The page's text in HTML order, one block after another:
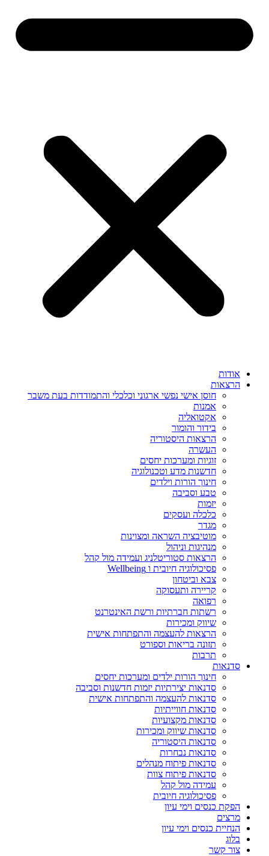
אודות
הרצאות
חוסן אישי נפשי ארגוני וכלכלי והתמודדות בעת משבר
אמנות
אקטואליה
בידור והומור
הרצאות היסטוריה
העשרה
זוגיות ומערכות יחסים
חדשנות מדע וטכנולוגיה
חינוך הורות וילדים
טבע וסביבה
יזמות
כלכלה ועסקים
מגדר
מוטיבציה השראה ומצוינות
מנהיגות וניהול
הרצאות סטוריטלניג ועמידה מול קהל
פסיכולוגיה חיובית ו Wellbeing
צבא וביטחון
קריירה ותעסוקה
רפואה
רשתות חברתיות ורשת האינטרנט
שיווק ומכירות
הרצאות להעצמה והתפתחות אישית
תזונה בריאות וספורט
תרבות
סדנאות
חינוך הורות ילדים ומערכות יחסים
סדנאות יצירתיות יזמות חדשנות וסביבה
סדנאות להעצמה והתפתחות אישית
סדנאות חווייתיות
סדנאות מקצועיות
סדנאות שיווק ומכירות
סדנאות היסטוריה
סדנאות נבחרות
סדנאות פיתוח מנהלים
סדנאות פיתוח צוות
עמידה מול קהל
פסיכולוגיה חיובית
הפקת כנסים וימי עיון
מרצים
הנחיית כנסים וימי עיון
בלוג
צור קשר